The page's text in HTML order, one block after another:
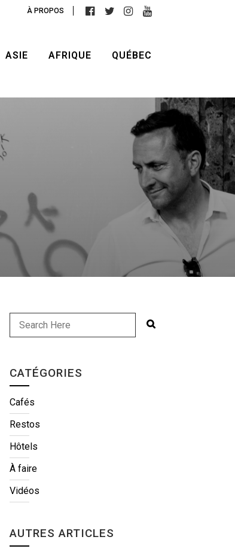
À PROPOS
ASIE AFRIQUE QUÉBEC
CATÉGORIES
Cafés
Restos
Hôtels
À faire
Vidéos
AUTRES ARTICLES